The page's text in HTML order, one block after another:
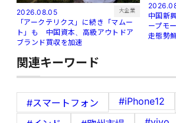
2026.08.05 大企業
「アークテリクス」に続き「マムー
ト」も 中国資本、高級アウトドア
ブランド買収を加速
中国新
ープモ
走態勢
関連キーワード
#スマートフォン #iPhone12